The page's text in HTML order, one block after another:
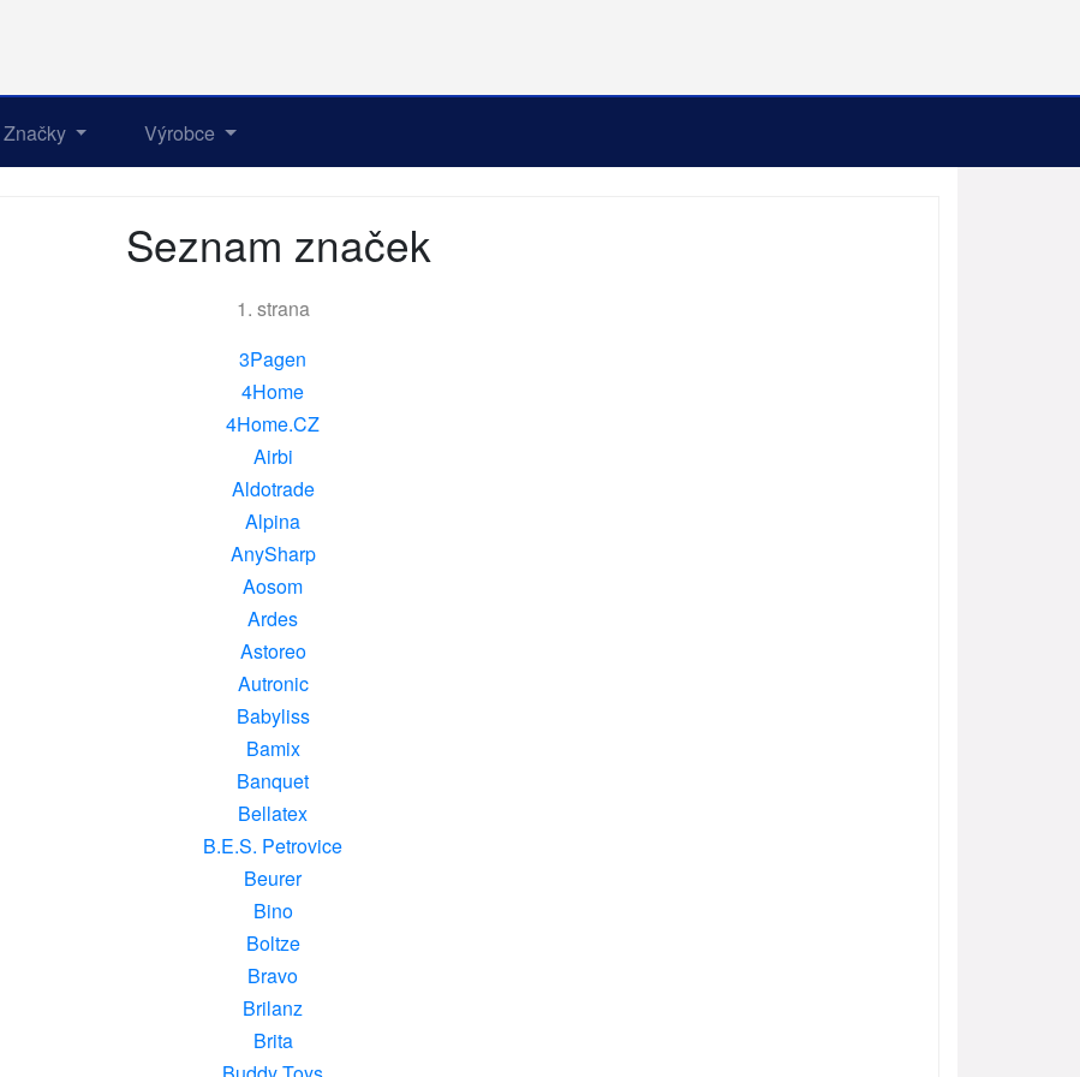
Značky Výrobce
Seznam značek
1. strana
3Pagen
4Home
4Home.CZ
Airbi
Aldotrade
Alpina
AnySharp
Aosom
Ardes
Astoreo
Autronic
Babyliss
Bamix
Banquet
Bellatex
B.E.S. Petrovice
Beurer
Bino
Boltze
Bravo
Brilanz
Brita